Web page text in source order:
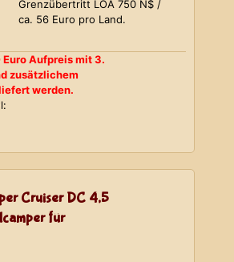
Grenzübertritt LOA 750 N$ /
ca. 56 Euro pro Land.
Euro Aufpreis mit 3.
zusätzlichem
werden.
Cruiser DC 4,5
für